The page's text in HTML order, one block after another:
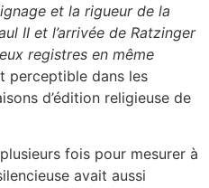
et la rigueur de la
II et l’arrivée de Ratzinger
registres en même
perceptible dans les
d’édition religieuse de
fois pour mesurer à
avait aussi